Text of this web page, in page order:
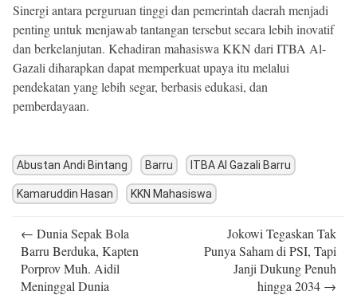
Sinergi antara perguruan tinggi dan pemerintah daerah menjadi
penting untuk menjawab tantangan tersebut secara lebih inovatif
dan berkelanjutan. Kehadiran mahasiswa KKN dari ITBA Al-
Gazali diharapkan dapat memperkuat upaya itu melalui
pendekatan yang lebih segar, berbasis edukasi, dan
pemberdayaan.
Abustan Andi Bintang Barru ITBA Al Gazali Barru
Kamaruddin Hasan KKN Mahasiswa
navigation
← Dunia Sepak Bola
Barru Berduka, Kapten
Porprov Muh. Aidil
Meninggal Dunia
Jokowi Tegaskan Tak
Punya Saham di PSI, Tapi
Janji Dukung Penuh
hingga 2034 →